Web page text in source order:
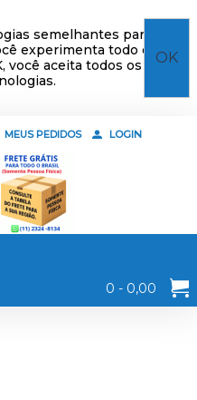
semelhantes para
experimenta todo o
você aceita todos os
OK
MEUS PEDIDOS LOGIN
0 - 0,00